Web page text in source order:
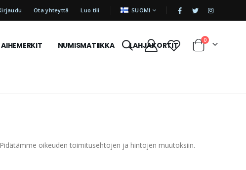
Ota yhteyttä Luo tili KIELI SUOMI |
AIHEMERKIT NUMISMATIIKKA LAHJAKORTIT Cart
0tuotetta
oikeuden toimitusehtojen ja hintojen muutoksiin.